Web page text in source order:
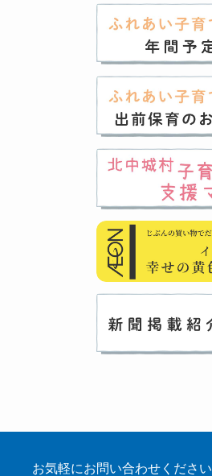
お気軽にお問い合わせください